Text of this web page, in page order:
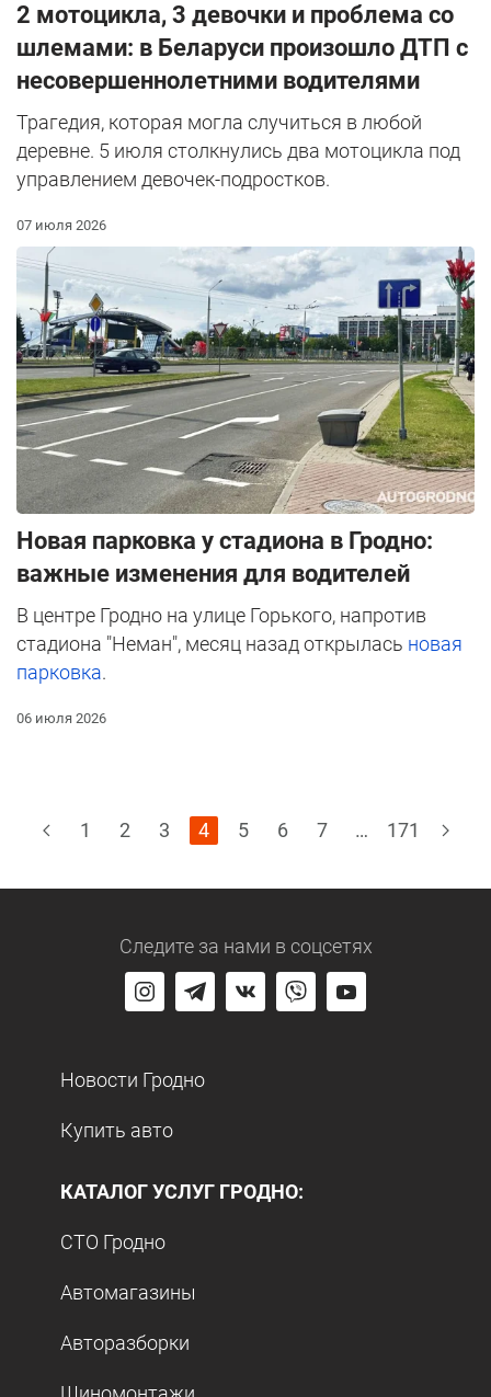
2 мотоцикла, 3 девочки и проблема со
шлемами: в Беларуси произошло ДТП с
несовершеннолетними водителями
Трагедия, которая могла случиться в любой
деревне. 5 июля столкнулись два мотоцикла под
управлением девочек-подростков.
07 июля 2026
Новая парковка у стадиона в Гродно:
важные изменения для водителей
В центре Гродно на улице Горького, напротив
стадиона "Неман", месяц назад открылась новая
парковка.
06 июля 2026
1 2 3 4 5 6 7 … 171
Следите за нами в соцсетях
Новости Гродно
Купить авто
КАТАЛОГ УСЛУГ ГРОДНО:
СТО Гродно
Автомагазины
Авторазборки